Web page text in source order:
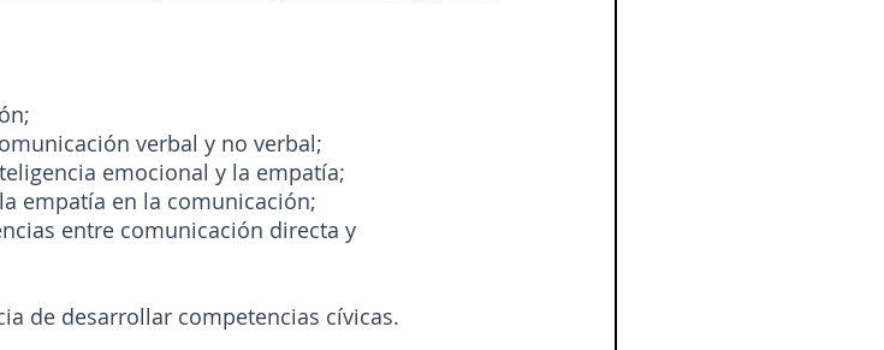
verbal y no verbal;
emocional y la empatía;
empatía en la comunicación;
entre comunicación directa y
de desarrollar competencias cívicas.